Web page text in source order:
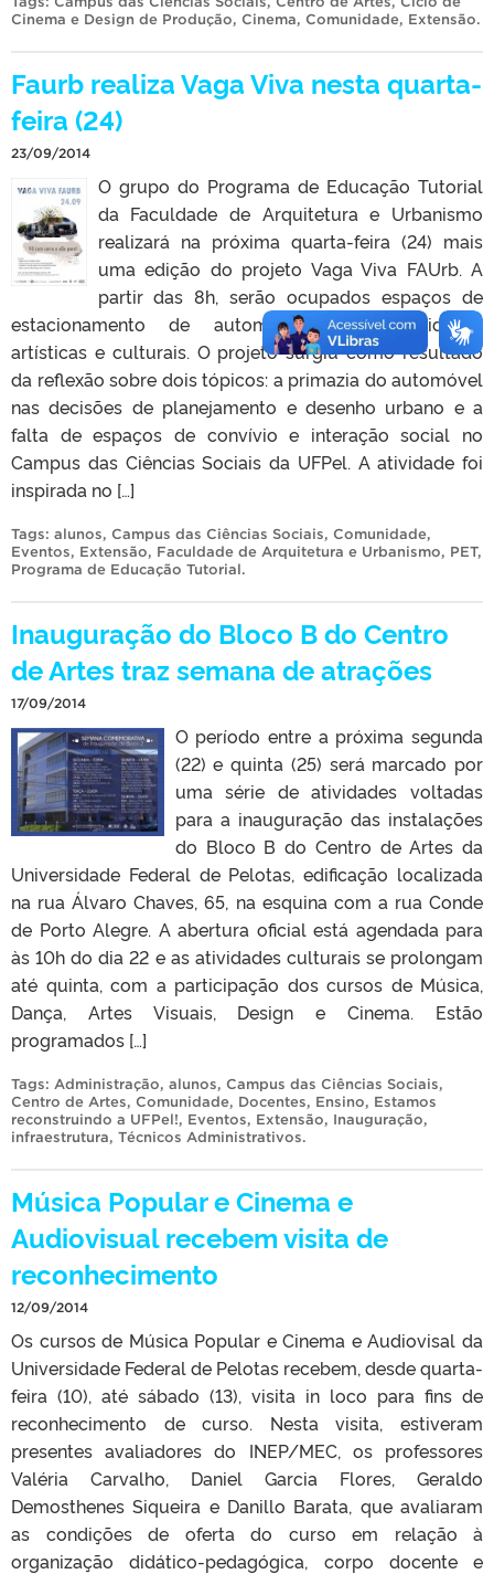
Cinema e Design de Produção, Cinema, Comunidade, Extensão.
Faurb realiza Vaga Viva nesta quarta-
feira (24)
23/09/2014
O grupo do Programa de Educação Tutorial
da Faculdade de Arquitetura e Urbanismo
realizará na próxima quarta-feira (24) mais
uma edição do projeto Vaga Viva FAUrb. A
partir das 8h, serão ocupados espaços de
estacionamento de automóveis para atividades
artísticas e culturais. O projeto surgiu como resultado
da reflexão sobre dois tópicos: a primazia do automóvel
nas decisões de planejamento e desenho urbano e a
falta de espaços de convívio e interação social no
Campus das Ciências Sociais da UFPel. A atividade foi
inspirada no […]
Tags: alunos, Campus das Ciências Sociais, Comunidade,
Eventos, Extensão, Faculdade de Arquitetura e Urbanismo, PET,
Programa de Educação Tutorial.
Inauguração do Bloco B do Centro
de Artes traz semana de atrações
17/09/2014
O período entre a próxima segunda
(22) e quinta (25) será marcado por
uma série de atividades voltadas
para a inauguração das instalações
do Bloco B do Centro de Artes da
Universidade Federal de Pelotas, edificação localizada
na rua Álvaro Chaves, 65, na esquina com a rua Conde
de Porto Alegre. A abertura oficial está agendada para
às 10h do dia 22 e as atividades culturais se prolongam
até quinta, com a participação dos cursos de Música,
Dança, Artes Visuais, Design e Cinema. Estão
programados […]
Tags: Administração, alunos, Campus das Ciências Sociais,
Centro de Artes, Comunidade, Docentes, Ensino, Estamos
reconstruindo a UFPel!, Eventos, Extensão, Inauguração,
infraestrutura, Técnicos Administrativos.
Música Popular e Cinema e
Audiovisual recebem visita de
reconhecimento
12/09/2014
Os cursos de Música Popular e Cinema e Audiovisal da
Universidade Federal de Pelotas recebem, desde quarta-
feira (10), até sábado (13), visita in loco para fins de
reconhecimento de curso. Nesta visita, estiveram
presentes avaliadores do INEP/MEC, os professores
Valéria Carvalho, Daniel Garcia Flores, Geraldo
Demosthenes Siqueira e Danillo Barata, que avaliaram
as condições de oferta do curso em relação à
organização didático-pedagógica, corpo docente e